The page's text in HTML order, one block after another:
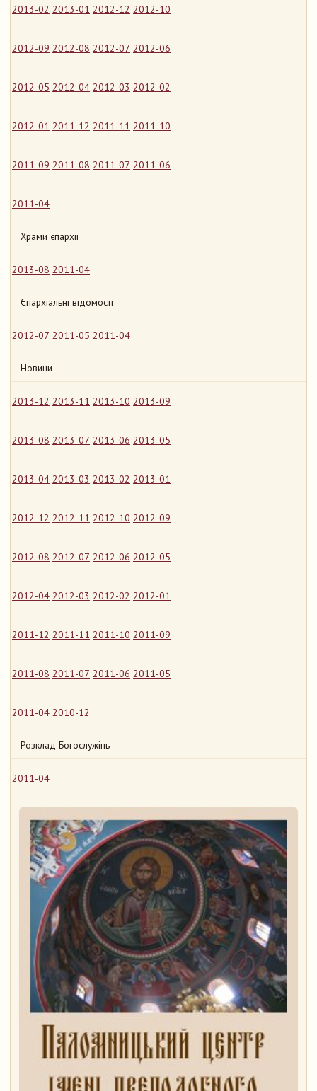
2013-02 2013-01 2012-12 2012-10
2012-09 2012-08 2012-07 2012-06
2012-05 2012-04 2012-03 2012-02
2012-01 2011-12 2011-11 2011-10
2011-09 2011-08 2011-07 2011-06
2011-04
Храми єпархії
2013-08 2011-04
Єпархіальні відомості
2012-07 2011-05 2011-04
Новини
2013-12 2013-11 2013-10 2013-09
2013-08 2013-07 2013-06 2013-05
2013-04 2013-03 2013-02 2013-01
2012-12 2012-11 2012-10 2012-09
2012-08 2012-07 2012-06 2012-05
2012-04 2012-03 2012-02 2012-01
2011-12 2011-11 2011-10 2011-09
2011-08 2011-07 2011-06 2011-05
2011-04 2010-12
Розклад Богослужінь
2011-04